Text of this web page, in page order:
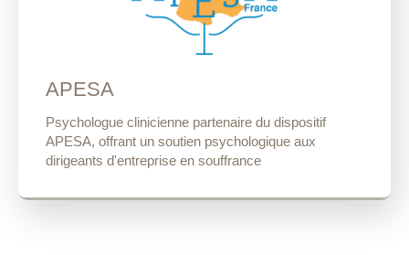
APESA
Psychologue clinicienne partenaire du dispositif
APESA, offrant un soutien psychologique aux
dirigeants d'entreprise en souffrance